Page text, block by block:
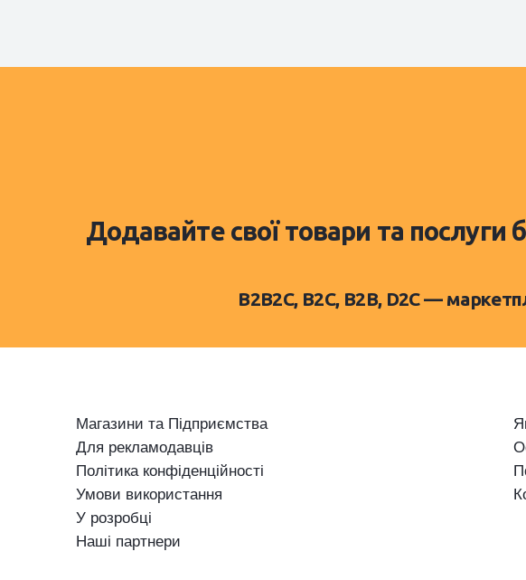
Додавайте свої товари та послуги
B2B2C, B2C, B2B, D2C —
Магазини та Підприємства
Для рекламодавців
Політика конфіденційності
Умови використання
У розробці
Наші партнери